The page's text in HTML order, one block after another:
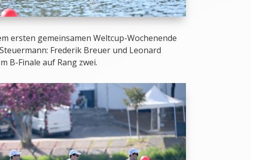
ersten gemeinsamen Weltcup-Wochenende
Frederik Breuer und Leonard
B-Finale auf Rang zwei.